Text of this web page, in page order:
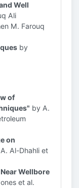
Well
Ali
M. Farouq
by
of
by A.
on
Al-Dhahli et
Wellbore
et al.